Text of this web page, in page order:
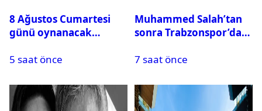
8 Ağustos Cumartesi
günü oynanacak
5 saat önce
Muhammed Salah’tan
sonra Trabzonspor’dan
7 saat önce